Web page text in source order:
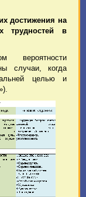
достижения на
трудностей в
вероятности
случаи, когда
целью и